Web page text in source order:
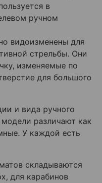
в
ручном
видоизменены для
стрельбы. Они
изменяемые по
для большого
и вида ручного
различают как
У каждой есть
складываются
для карабинов